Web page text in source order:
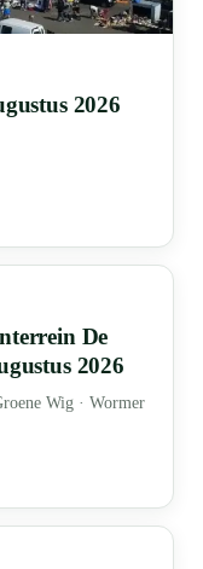
2026
De
2026
Wig · Wormer